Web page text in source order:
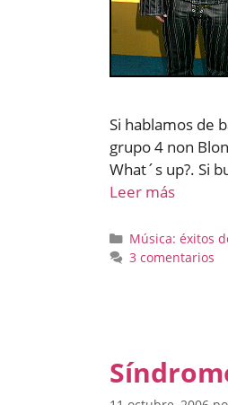
Si hablamos de
grupo 4 non
What´s up?. Si
Leer más
Categorías
Música: éxitos
3 comentarios